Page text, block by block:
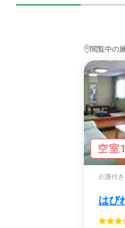
閲覧中の
空室
介護付
はぴ